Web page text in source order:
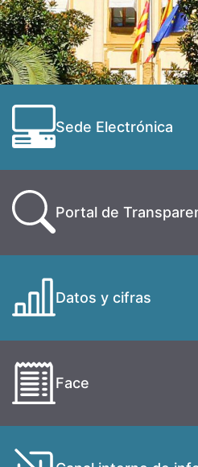
Sede Electrónica
Portal de
Datos y cifras
Face